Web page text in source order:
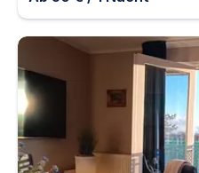
PiMa aan Zee |